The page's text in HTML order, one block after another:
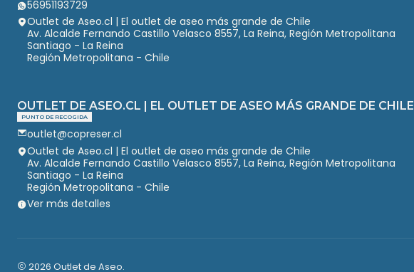
56951193729
Outlet de Aseo.cl | El outlet de aseo más grande de Chile
Av. Alcalde Fernando Castillo Velasco 8557, La Reina, Región Metropolitana
Santiago - La Reina
Región Metropolitana - Chile
OUTLET DE ASEO.CL | EL OUTLET DE ASEO MÁS GRANDE DE CHILE
PUNTO DE RECOGIDA
outlet@copreser.cl
Outlet de Aseo.cl | El outlet de aseo más grande de Chile
Av. Alcalde Fernando Castillo Velasco 8557, La Reina, Región Metropolitana
Santiago - La Reina
Región Metropolitana - Chile
Ver más detalles
2026 Outlet de Aseo.